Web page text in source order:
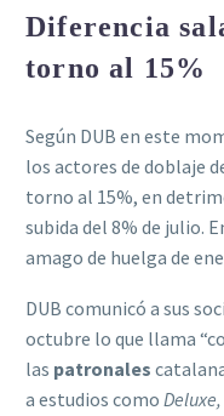
Diferencia
torno al 15%
Según DUB en este
los actores de doblaje
torno al 15%, en
subida del 8% de julio.
amago de huelga de
DUB comunicó a sus
octubre lo que llama
las patronales
a estudios como